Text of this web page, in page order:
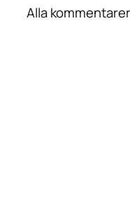
Alla